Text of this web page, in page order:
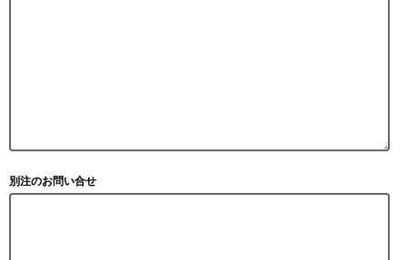
別注のお問い合せ